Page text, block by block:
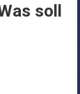
soll